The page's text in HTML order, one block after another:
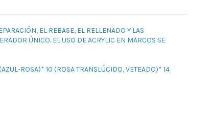
EL REBASE, EL RELLENADO Y LAS
ÚNICO. EL USO DE ACRYLIC EN MARCOS SE
ROSA)* 10 (ROSA TRANSLÚCIDO, VETEADO)* 14